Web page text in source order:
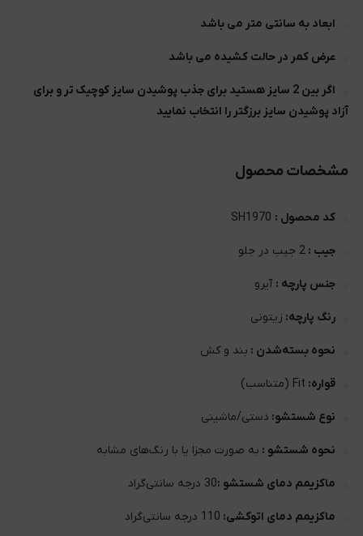
ابعاد به سانتی متر می باشد
عرض کمر در حالت کشیده می باشد
اگر بین 2 سایز هستید برای جذب پوشیدن سایز کوچیک تر و برای
آزاد پوشیدن سایز برزگتر را انتخاب نمایید
مشخصات محصول
کد محصول : SH1970
جیب : 2 جیب در جلو
جنس پارچه : آیرو
رنگ پارچه: زیتونی
نحوه بسته‌شدن : بند و کش
قواره: Fit (متناسب)
نوع شستشو: دستی/ماشینی
نحوه شستشو : به صورت مجزا یا با رنگ‌های مشابه
ماکزیمم دمای شستشو :30 درجه سانتی‌گراد
ماکزیمم دمای اتوکشی: 110 درجه سانتی‌گراد